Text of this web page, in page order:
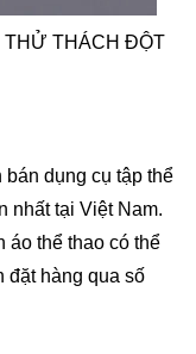
THÁCH ĐỘT
dụng cụ tập thể
nhất tại Việt Nam.
áo thể thao có thể
đặt hàng qua số